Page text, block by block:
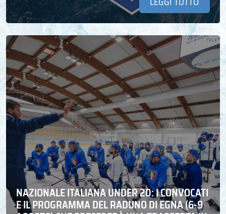
NAZIONALE ITALIANA UNDER 20: I CONVOCATI
E IL PROGRAMMA DEL RADUNO DI EGNA (6-9